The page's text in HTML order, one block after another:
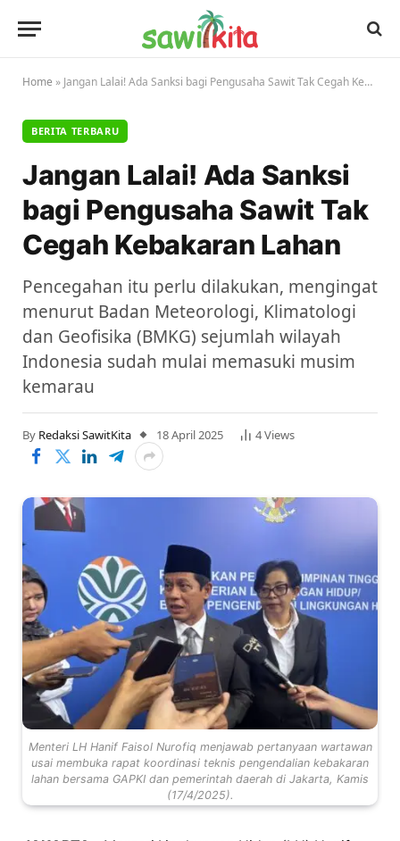
Home » Jangan Lalai! Ada Sanksi bagi Pengusaha Sawit Tak Cegah Kebakaran Lahan
BERITA TERBARU
Jangan Lalai! Ada Sanksi
bagi Pengusaha Sawit Tak
Cegah Kebakaran Lahan
Pencegahan itu perlu dilakukan, mengingat
menurut Badan Meteorologi, Klimatologi
dan Geofisika (BMKG) sejumlah wilayah
Indonesia sudah mulai memasuki musim
kemarau
By Redaksi SawitKita 18 April 2025 4Views
Menteri LH Hanif Faisol Nurofiq menjawab pertanyaan wartawan
usai membuka rapat koordinasi teknis pengendalian kebakaran
lahan bersama GAPKI dan pemerintah daerah di Jakarta, Kamis
(17/4/2025).